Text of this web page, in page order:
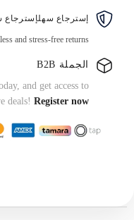
إسترجاع سهلإسترجاع
and stress-free returns
الجملة B2B
and get access to
deals! Register now